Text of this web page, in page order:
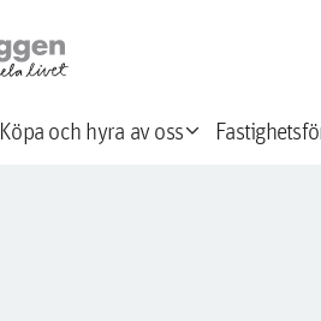
Köpa och hyra av ossexpand_more